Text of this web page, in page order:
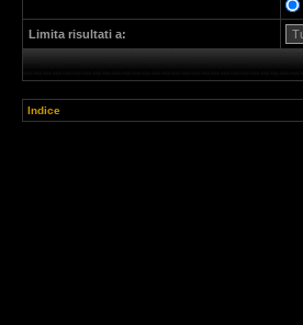
Limita risultati a:
Indice